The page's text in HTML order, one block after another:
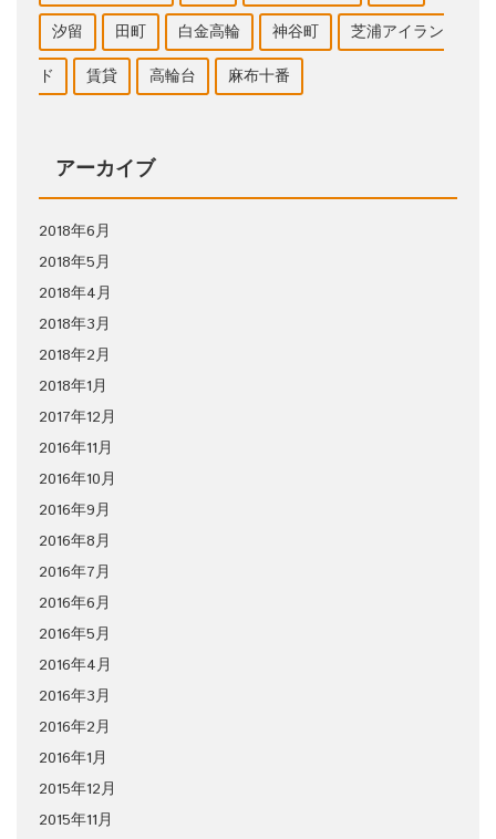
汐留
田町 白金高輪 神谷町
芝浦アイラン
ド
賃貸 高輪台 麻布十番
アーカイブ
2018年6月
2018年5月
2018年4月
2018年3月
2018年2月
2018年1月
2017年12月
2016年11月
2016年10月
2016年9月
2016年8月
2016年7月
2016年6月
2016年5月
2016年4月
2016年3月
2016年2月
2016年1月
2015年12月
2015年11月